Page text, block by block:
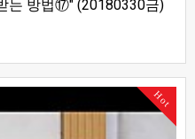
는 방법⑰" (20180330금)
Hot